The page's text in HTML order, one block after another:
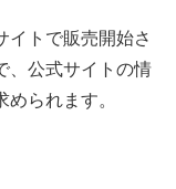
イトで販売開始さ
、公式サイトの情
られます。